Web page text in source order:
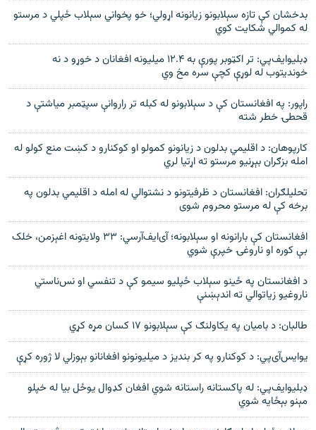
بدخشان کې تازه سېلابونو زيانونه اړولي؛ خو پخواني سېلاب ځپلي د مرستو
له کموالي شکايت کوي
ډبلیوایف‌پي: تر اکټوبر پورې به ۱۲.۴ میلیونه افغانان د خوړو د نه
خوندیتوب له لوړې کچې سره مخ وي
راپور: په افغانستان کې د سېلابونو له کبله تر راروانې سپټمبر میاشتې د
قحطۍ خطر شته
کارپوهان: د اقليمي بدلون د زیانونو کمولو او کوکنارو د کښت منع کولو له
امله بزګران بېړنیو مرستو ته اړتیا لري
تحلیلګران: افغانستان د ظرفیتونو د نشتوالي له امله د اقليمي بدلون په
برخه کې له مرستو محروم شوی
افغانستان کې بارانونه او سېلابونه؛ آی‌ایف‌آرسي: ۳۳ ولایتونه اغېزمن، خلک
بې کوره او ناروغۍ خپرې شوي
د افغانستان په ځینو سېلاب ځپلیو سیمو کې د تنفسي او نس‌ناستي
ناروغیو زیاتوالي ته اندېښنې
طالبان: د بامیان په یکاولنګ کې سېلابونو ۱۷ کسان مړه کړي
یوایس‌آی‌پي: د کوکنارو په کر بندیز د میلیونونو افغانانو بېوزلي لا ژوره کړې
ډبلیوایف‌پي: له پاکستانه راستانه شوي افغان کډوال یوځل بیا له خپلو
مېنو بېځایه شوي